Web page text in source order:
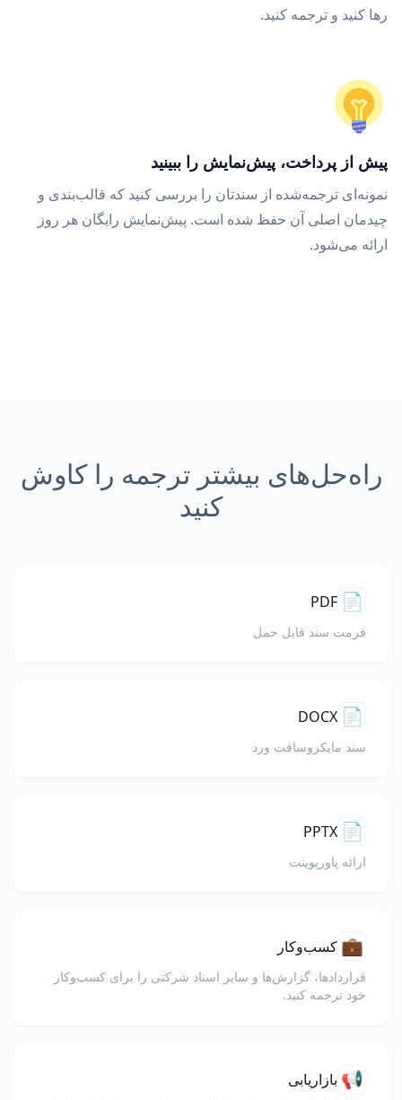
رها کنید و ترجمه کنید.
پیش از پرداخت، پیش‌نمایش را ببینید
نمونه‌ای ترجمه‌شده از سندتان را بررسی کنید که قالب‌بندی و
چیدمان اصلی آن حفظ شده است. پیش‌نمایش رایگان هر روز
ارائه می‌شود.
راه‌حل‌های بیشتر ترجمه را کاوش
کنید
📄
PDF
فرمت سند قابل حمل
📄
DOCX
سند مایکروسافت ورد
📄
PPTX
ارائه پاورپوینت
💼 کسب‌وکار
قراردادها، گزارش‌ها و سایر اسناد شرکتی را برای کسب‌وکار
خود ترجمه کنید.
📢 بازاریابی